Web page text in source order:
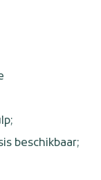
beschikbaar;